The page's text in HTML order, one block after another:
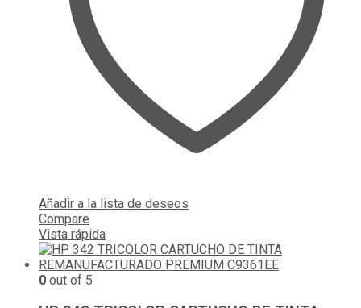
Añadir a la lista de deseos
Compare
Vista rápida
0 out of 5